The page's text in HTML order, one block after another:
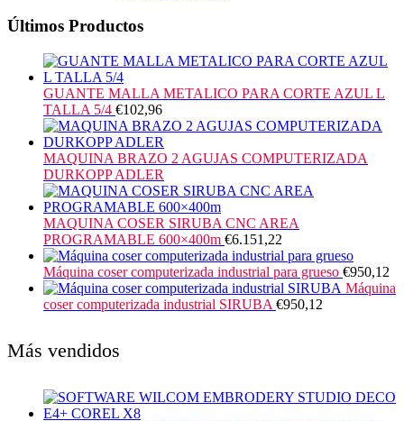
Últimos Productos
GUANTE MALLA METALICO PARA CORTE AZUL L
TALLA 5/4 €102,96
MAQUINA BRAZO 2 AGUJAS COMPUTERIZADA
DURKOPP ADLER
MAQUINA COSER SIRUBA CNC AREA
PROGRAMABLE 600×400m €6.151,22
Máquina coser computerizada industrial para grueso €950,12
Máquina
coser computerizada industrial SIRUBA €950,12
Más vendidos